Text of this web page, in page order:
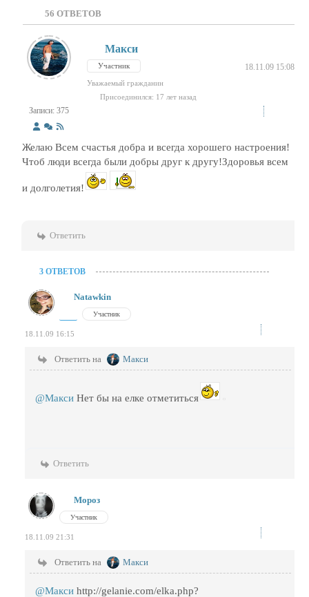
56 ОТВЕТОВ
Записи: 375
Макси
Участник 18.11.09 15:08
Уважаемый гражданин
Присоединился: 17 лет назад
Желаю Всем счастья добра и всегда хорошего настроения!
Чтоб люди всегда были добры друг к другу!Здоровья всем
и долголетия!
Ответить
3 ОТВЕТОВ
Natawkin
Участник
18.11.09 16:15
Ответить на Макси
@Макси Нет бы на елке отметиться
Ответить
Мороз
Участник
18.11.09 21:31
Ответить на Макси
@Макси http://gelanie.com/elka.php?